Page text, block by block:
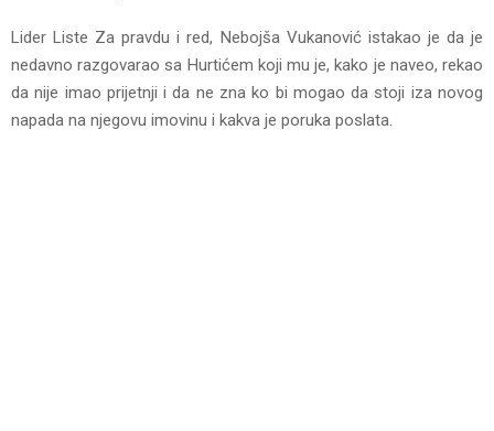
Lider Liste Za pravdu i red, Nebojša Vukanović istakao je da je
nedavno razgovarao sa Hurtićem koji mu je, kako je naveo, rekao
da nije imao prijetnji i da ne zna ko bi mogao da stoji iza novog
napada na njegovu imovinu i kakva je poruka poslata.